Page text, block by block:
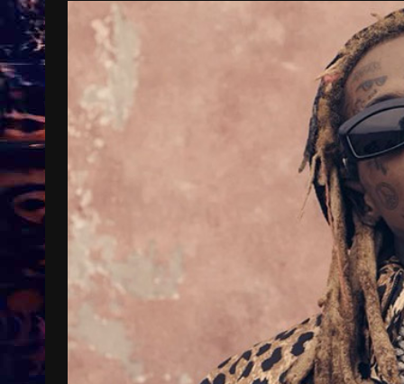
Treinkaartjes worden duurder,
abonnementen verdwijnen